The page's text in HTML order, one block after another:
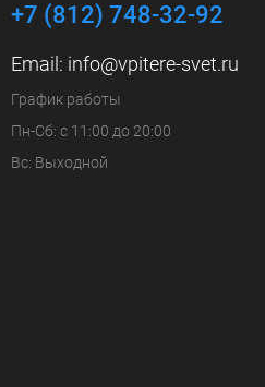
+7 (812) 748-32-92
Email: info@vpitere-svet.ru
График работы
Пн-Сб: с 11:00 до 20:00
Вс: Выходной